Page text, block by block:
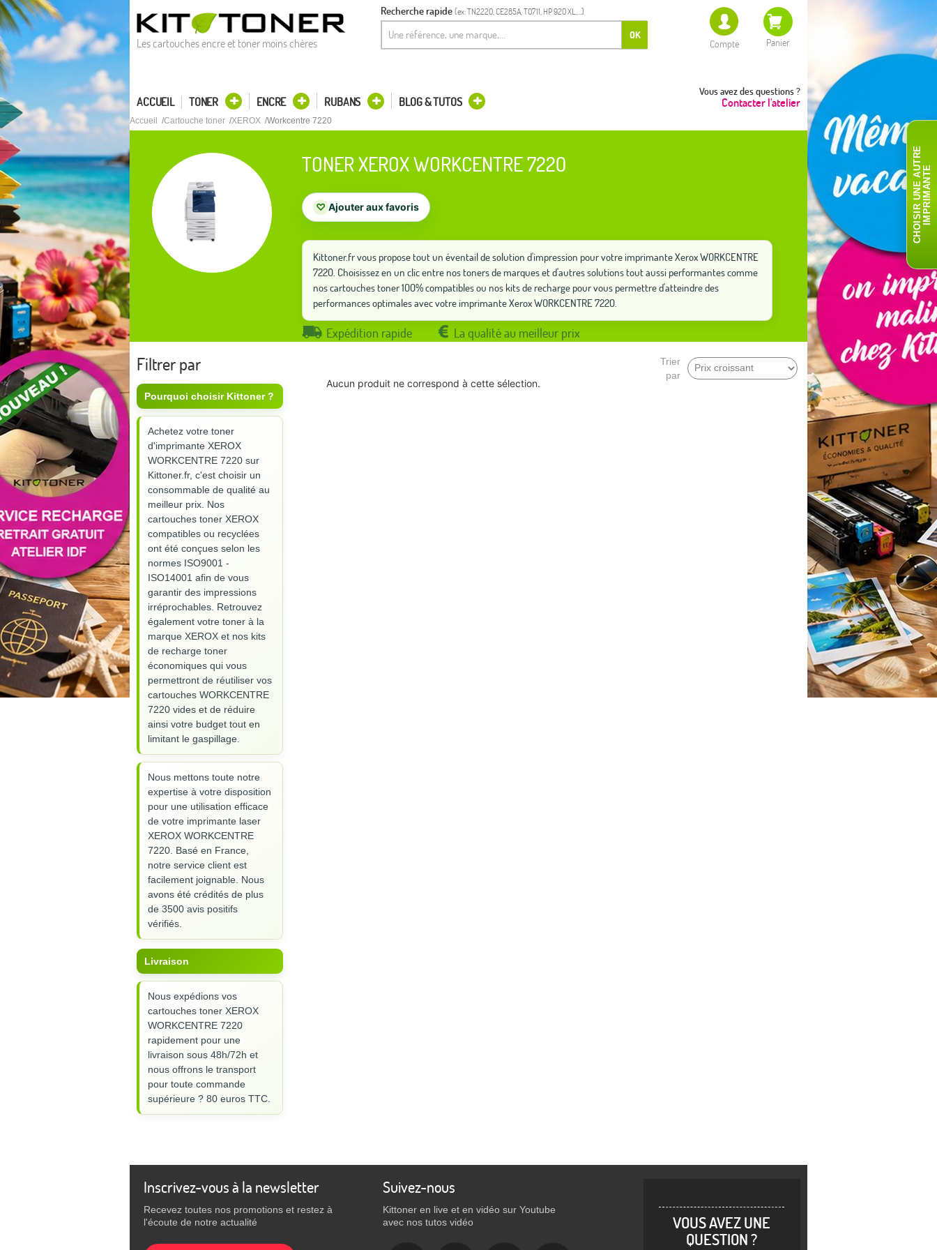
Les cartouches encre et toner moins chères
Recherche rapide (ex: TN2220, CE285A, T0711, HP 920 XL,...)
OK
Compte Panier
Vous avez des questions ?
Contacter l'atelier
ACCUEIL TONER ENCRE RUBANS BLOG & TUTOS
Accueil Cartouche toner XEROX Workcentre 7220
TONER XEROX WORKCENTRE 7220
♡ Ajouter aux favoris
Kittoner.fr vous propose tout un éventail de solution d'impression pour votre imprimante Xerox WORKCENTRE
7220. Choisissez en un clic entre nos toners de marques et d'autres solutions tout aussi performantes comme
nos cartouches toner 100% compatibles ou nos kits de recharge pour vous permettre d'atteindre des
performances optimales avec votre imprimante Xerox WORKCENTRE 7220.
Expédition rapide La qualité au meilleur prix
Filtrer par
Pourquoi choisir Kittoner ?
Achetez votre toner
d'imprimante XEROX
WORKCENTRE 7220 sur
Kittoner.fr, c'est choisir un
consommable de qualité au
meilleur prix. Nos
cartouches toner XEROX
compatibles ou recyclées
ont été conçues selon les
normes ISO9001 -
ISO14001 afin de vous
garantir des impressions
irréprochables. Retrouvez
également votre toner à la
marque XEROX et nos kits
de recharge toner
économiques qui vous
permettront de réutiliser vos
cartouches WORKCENTRE
7220 vides et de réduire
ainsi votre budget tout en
limitant le gaspillage.
Nous mettons toute notre
expertise à votre disposition
pour une utilisation efficace
de votre imprimante laser
XEROX WORKCENTRE
7220. Basé en France,
notre service client est
facilement joignable. Nous
avons été crédités de plus
de 3500 avis positifs
vérifiés.
Livraison
Nous expédions vos
cartouches toner XEROX
WORKCENTRE 7220
rapidement pour une
livraison sous 48h/72h et
nous offrons le transport
pour toute commande
supérieure ? 80 euros TTC.
Trier
par
Aucun produit ne correspond à cette sélection.
Inscrivez-vous à la newsletter
Recevez toutes nos promotions et restez à
l'écoute de notre actualité
Suivez-nous
Kittoner en live et en vidéo sur Youtube
avec nos tutos vidéo
VOUS AVEZ UNE
QUESTION ?
C
H
O
I
S
I
R
U
N
E
AU
T
R
E
I
M
P
R
I
M
A
N
TE